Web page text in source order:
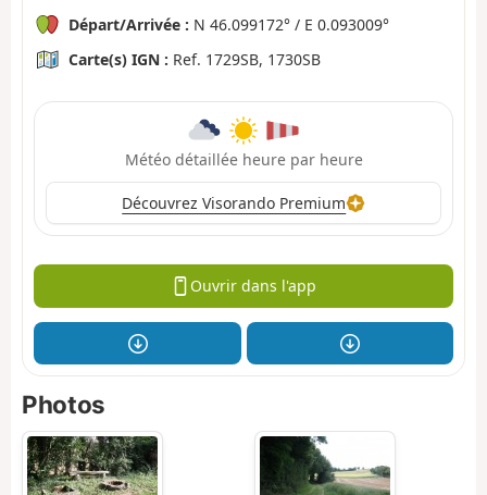
Départ/Arrivée : N 46.099172° / E 0.093009°
Carte(s) IGN : Ref. 1729SB, 1730SB
Météo détaillée heure par heure
Découvrez Visorando Premium
Ouvrir dans l'app
Photos